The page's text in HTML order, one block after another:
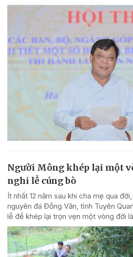
Người Mông khép lại một
nghi lễ cúng bò
Ít nhất 12 năm sau khi cha mẹ qua
nguyên đá Đồng Văn, tỉnh Tuyên
lễ để khép lại trọn vẹn một vòng đời